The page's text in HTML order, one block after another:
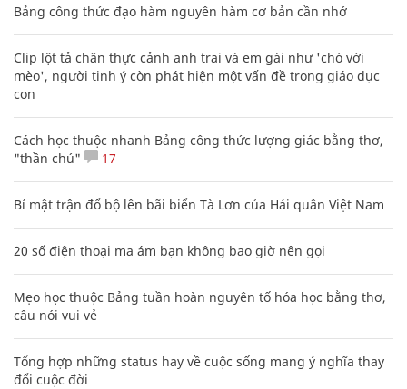
Bảng công thức đạo hàm nguyên hàm cơ bản cần nhớ
Clip lột tả chân thực cảnh anh trai và em gái như 'chó với
mèo', người tinh ý còn phát hiện một vấn đề trong giáo dục
con
Cách học thuộc nhanh Bảng công thức lượng giác bằng thơ,
"thần chú"
17
Bí mật trận đổ bộ lên bãi biển Tà Lơn của Hải quân Việt Nam
20 số điện thoại ma ám bạn không bao giờ nên gọi
Mẹo học thuộc Bảng tuần hoàn nguyên tố hóa học bằng thơ,
câu nói vui vẻ
Tổng hợp những status hay về cuộc sống mang ý nghĩa thay
đổi cuộc đời